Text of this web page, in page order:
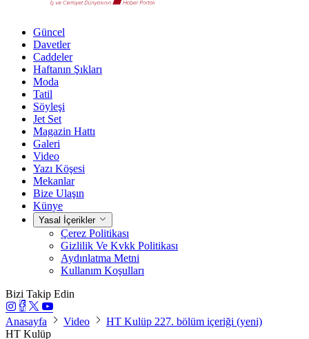
Güncel
Davetler
Caddeler
Haftanın Şıkları
Moda
Tatil
Söyleşi
Jet Set
Magazin Hattı
Galeri
Video
Yazı Köşesi
Mekanlar
Bize Ulaşın
Künye
Yasal İçerikler
Çerez Politikası
Gizlilik Ve Kvkk Politikası
Aydınlatma Metni
Kullanım Koşulları
Bizi Takip Edin
Anasayfa Video
HT Kulüp 227. bölüm içeriği (yeni)
HT Kulüp